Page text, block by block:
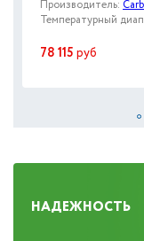
Производитель:
Температурный
78 115 руб
НАДЕЖНОСТЬ